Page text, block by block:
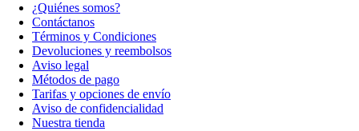
¿Quiénes somos?
Contáctanos
Términos y Condiciones
Devoluciones y reembolsos
Aviso legal
Métodos de pago
Tarifas y opciones de envío
Aviso de confidencialidad
Nuestra tienda